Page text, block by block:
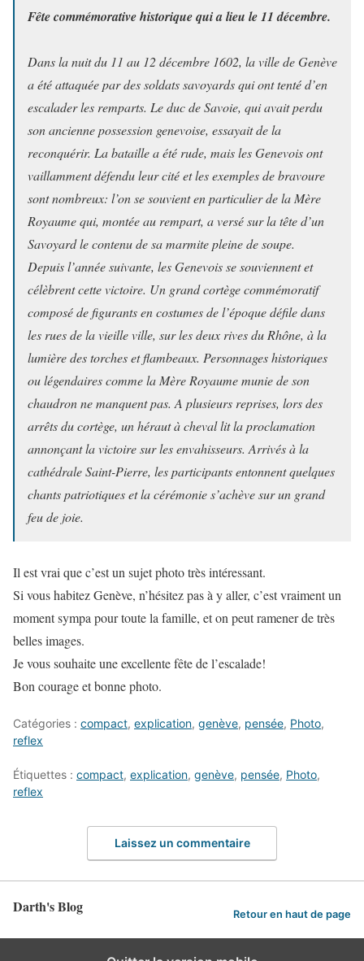
Fête commémorative historique qui a lieu le 11 décembre.
Dans la nuit du 11 au 12 décembre 1602, la ville de Genève
a été attaquée par des soldats savoyards qui ont tenté d’en
escalader les remparts. Le duc de Savoie, qui avait perdu
son ancienne possession genevoise, essayait de la
reconquérir. La bataille a été rude, mais les Genevois ont
vaillamment défendu leur cité et les exemples de bravoure
sont nombreux: l’on se souvient en particulier de la Mère
Royaume qui, montée au rempart, a versé sur la tête d’un
Savoyard le contenu de sa marmite pleine de soupe.
Depuis l’année suivante, les Genevois se souviennent et
célèbrent cette victoire. Un grand cortège commémoratif
composé de figurants en costumes de l’époque défile dans
les rues de la vieille ville, sur les deux rives du Rhône, à la
lumière des torches et flambeaux. Personnages historiques
ou légendaires comme la Mère Royaume munie de son
chaudron ne manquent pas. A plusieurs reprises, lors des
arrêts du cortège, un héraut à cheval lit la proclamation
annonçant la victoire sur les envahisseurs. Arrivés à la
cathédrale Saint-Pierre, les participants entonnent quelques
chants patriotiques et la cérémonie s’achève sur un grand
feu de joie.
Il est vrai que c’est un sujet photo très intéressant.
Si vous habitez Genève, n’hésitez pas à y aller, c’est vraiment un
moment sympa pour toute la famille, et on peut ramener de très
belles images.
Je vous souhaite une excellente fête de l’escalade!
Bon courage et bonne photo.
Catégories : compact, explication, genève, pensée, Photo,
reflex
Étiquettes : compact, explication, genève, pensée, Photo,
reflex
Laissez un commentaire
Darth's Blog Retour en haut de page